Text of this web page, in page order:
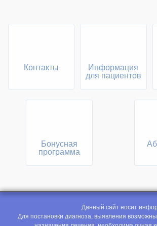
Контакты
Информация
для пациентов
Бонусная
программа
Данный сайт носит
Для постановки диагноза, выявления